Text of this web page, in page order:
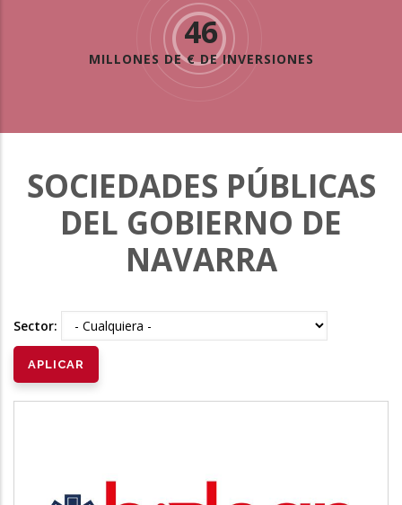
46
MILLONES DE € DE INVERSIONES
SOCIEDADES PÚBLICAS
DEL GOBIERNO DE
NAVARRA
Sector: